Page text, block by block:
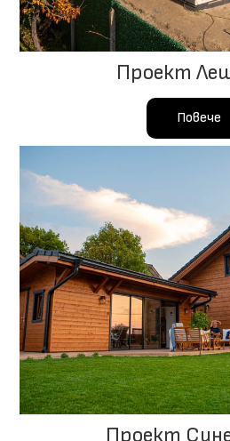
Проект
Повече
Проект